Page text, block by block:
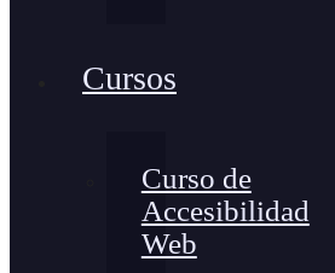
Cursos
Curso de
Accesibilidad
Web